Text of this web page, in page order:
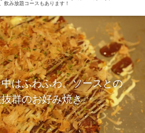
飲み放題コースもあります！
はふわふわ。ソースとの
群のお好み焼き